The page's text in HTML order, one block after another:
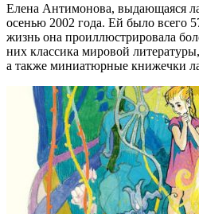
Елена Антимонова, выдающаяся
осенью 2002 года. Ей было всего
жизнь она проиллюстрировала
них классика мировой
а также миниатюрные книжечки